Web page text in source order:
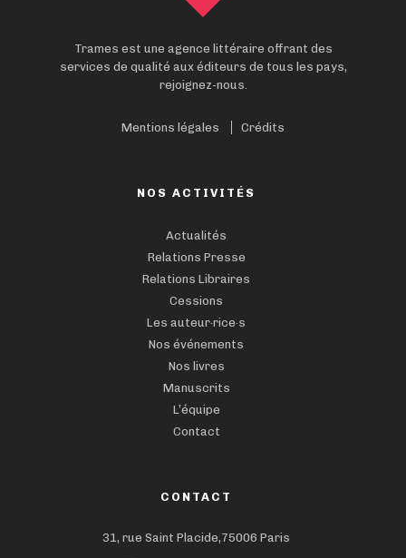
Trames est une agence littéraire offrant des
services de qualité aux éditeurs de tous les pays,
rejoignez-nous.
Mentions légales Crédits
NOS ACTIVITÉS
Actualités
Relations Presse
Relations Libraires
Cessions
Les auteur·rice·s
Nos événements
Nos livres
Manuscrits
L’équipe
Contact
CONTACT
31, rue Saint Placide,75006 Paris